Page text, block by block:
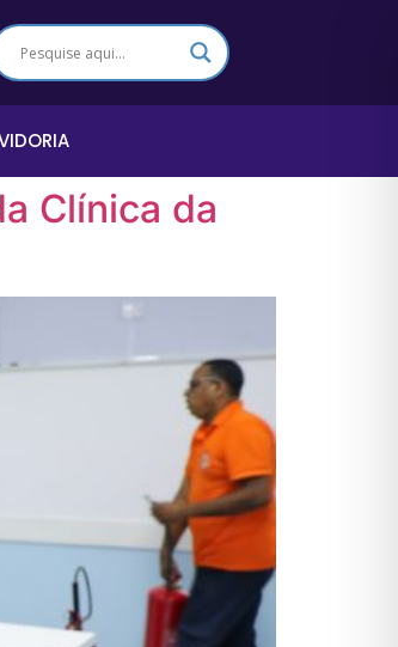
Clínica da